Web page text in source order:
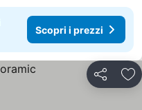
Scopri i prezzi
Condividi